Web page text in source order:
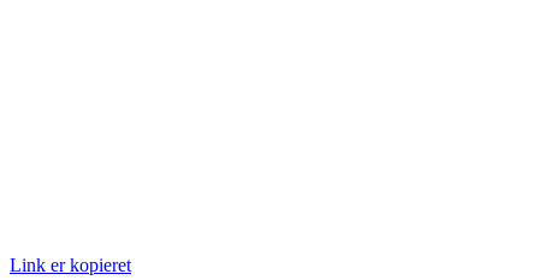
Link er kopieret